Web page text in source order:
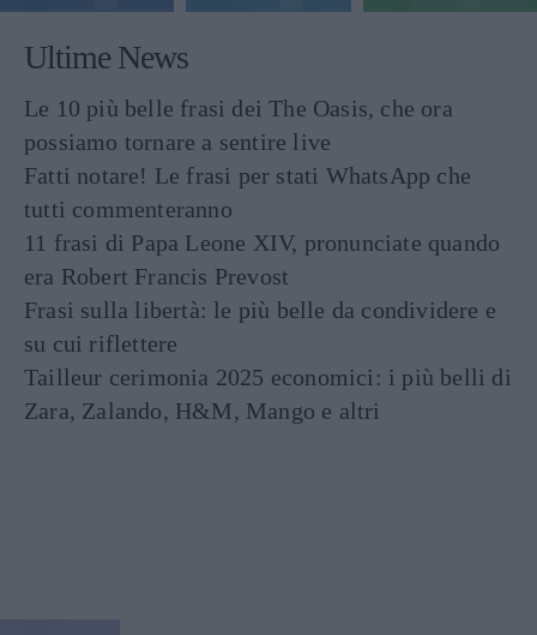
Ultime News
Le 10 più belle frasi dei The Oasis, che ora
possiamo tornare a sentire live
Fatti notare! Le frasi per stati WhatsApp che
tutti commenteranno
11 frasi di Papa Leone XIV, pronunciate quando
era Robert Francis Prevost
Frasi sulla libertà: le più belle da condividere e
su cui riflettere
Tailleur cerimonia 2025 economici: i più belli di
Zara, Zalando, H&M, Mango e altri